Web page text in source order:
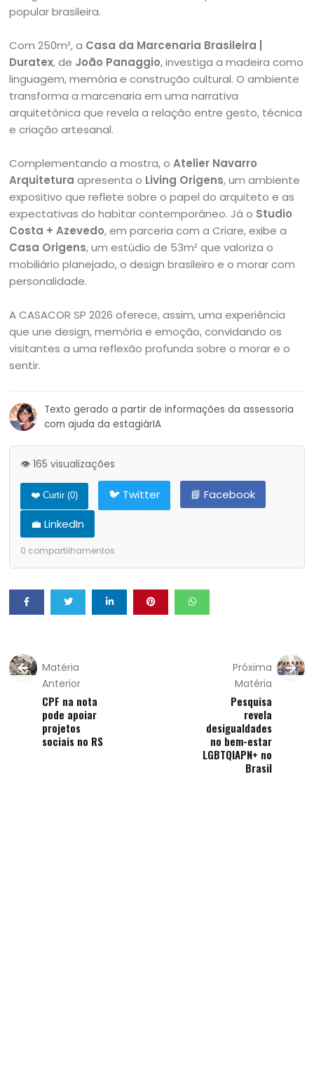
popular brasileira.
Com 250m², a Casa da Marcenaria Brasileira |
Duratex, de João Panaggio, investiga a madeira como
linguagem, memória e construção cultural. O ambiente
transforma a marcenaria em uma narrativa
arquitetônica que revela a relação entre gesto, técnica
e criação artesanal.
Complementando a mostra, oAtelier Navarro
Arquitetura apresenta o Living Origens, um ambiente
expositivo que reflete sobre o papel do arquiteto e as
expectativas do habitar contemporâneo. Já o Studio
Costa + Azevedo, em parceria com a Criare, exibe a
Casa Origens, um estúdio de 53m² que valoriza o
mobiliário planejado, o design brasileiro e o morar com
personalidade.
A CASACOR SP 2026 oferece, assim, uma experiência
que une design, memória e emoção, convidando os
visitantes a uma reflexão profunda sobre o morar e o
sentir.
Texto gerado a partir de informações da assessoria
com ajuda da estagiárIA
👁️ 165 visualizações
❤️ Curtir (0) 🐦 Twitter
📘 Facebook
💼 LinkedIn
0 compartilhamentos
Matéria
Anterior
CPF na nota
pode apoiar
projetos
sociais no RS
Próxima
Matéria
Pesquisa
revela
desigualdades
no bem-estar
LGBTQIAPN+ no
Brasil